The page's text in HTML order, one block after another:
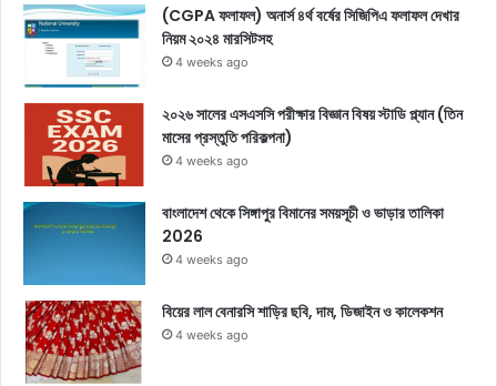
(CGPA ফলাফল) অনার্স ৪র্থ বর্ষের সিজিপিএ ফলাফল দেখার
নিয়ম ২০২৪ মারসিটসহ
4 weeks ago
২০২৬ সালের এসএসসি পরীক্ষার বিজ্ঞান বিষয় স্টাডি প্ল্যান (তিন
মাসের প্রস্তুতি পরিকল্পনা)
4 weeks ago
বাংলাদেশ থেকে সিঙ্গাপুর বিমানের সময়সূচী ও ভাড়ার তালিকা
2026
4 weeks ago
বিয়ের লাল বেনারসি শাড়ির ছবি, দাম, ডিজাইন ও কালেকশন
4 weeks ago